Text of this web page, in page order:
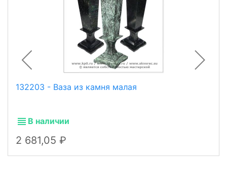
132203 - Ваза из камня малая
В наличии
2 681,05